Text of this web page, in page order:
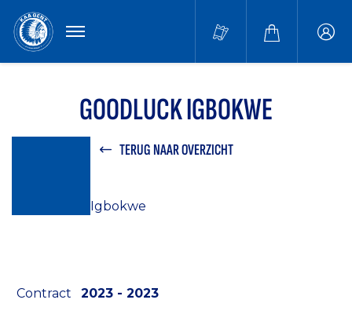
MENU
GOODLUCK IGBOKWE
TERUG NAAR OVERZICHT
Contract 2023 - 2023